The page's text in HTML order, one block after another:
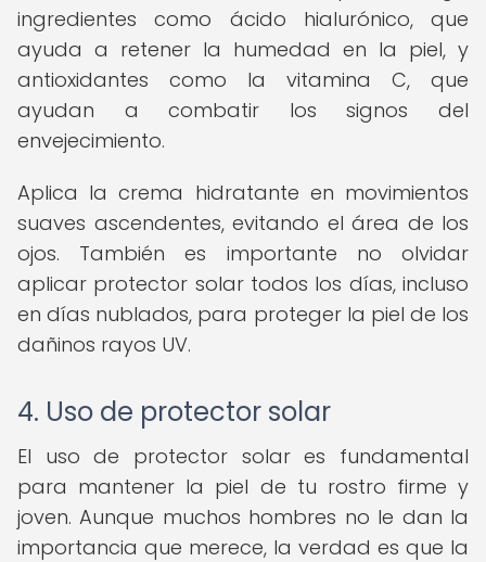
ingredientes como ácido hialurónico, que
ayuda a retener la humedad en la piel, y
antioxidantes como la vitamina C, que
ayudan a combatir los signos del
envejecimiento.
Aplica la crema hidratante en movimientos
suaves ascendentes, evitando el área de los
ojos. También es importante no olvidar
aplicar protector solar todos los días, incluso
en días nublados, para proteger la piel de los
dañinos rayos UV.
4. Uso de protector solar
El uso de protector solar es fundamental
para mantener la piel de tu rostro firme y
joven. Aunque muchos hombres no le dan la
importancia que merece, la verdad es que la